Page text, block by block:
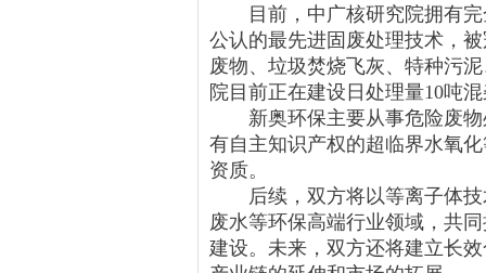
目前，中广核研究院拥有完
公认的最先进固废处理技术，
废物、垃圾焚烧飞灰、特种污
院目前正在建设日处理量10吨
新奥环保主要从事危险废物
有自主知识产权的超临界水氧
资质。
后续，双方将以等离子体技
废水等环保高端行业领域，共
建设。未来，双方还将建立长